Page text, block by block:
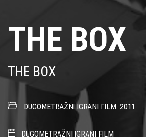
THE BOX
THE BOX
DUGOMETRAŽNI IGRANI FILM 2011
DUGOMETRAŽNI IGRANI FILM